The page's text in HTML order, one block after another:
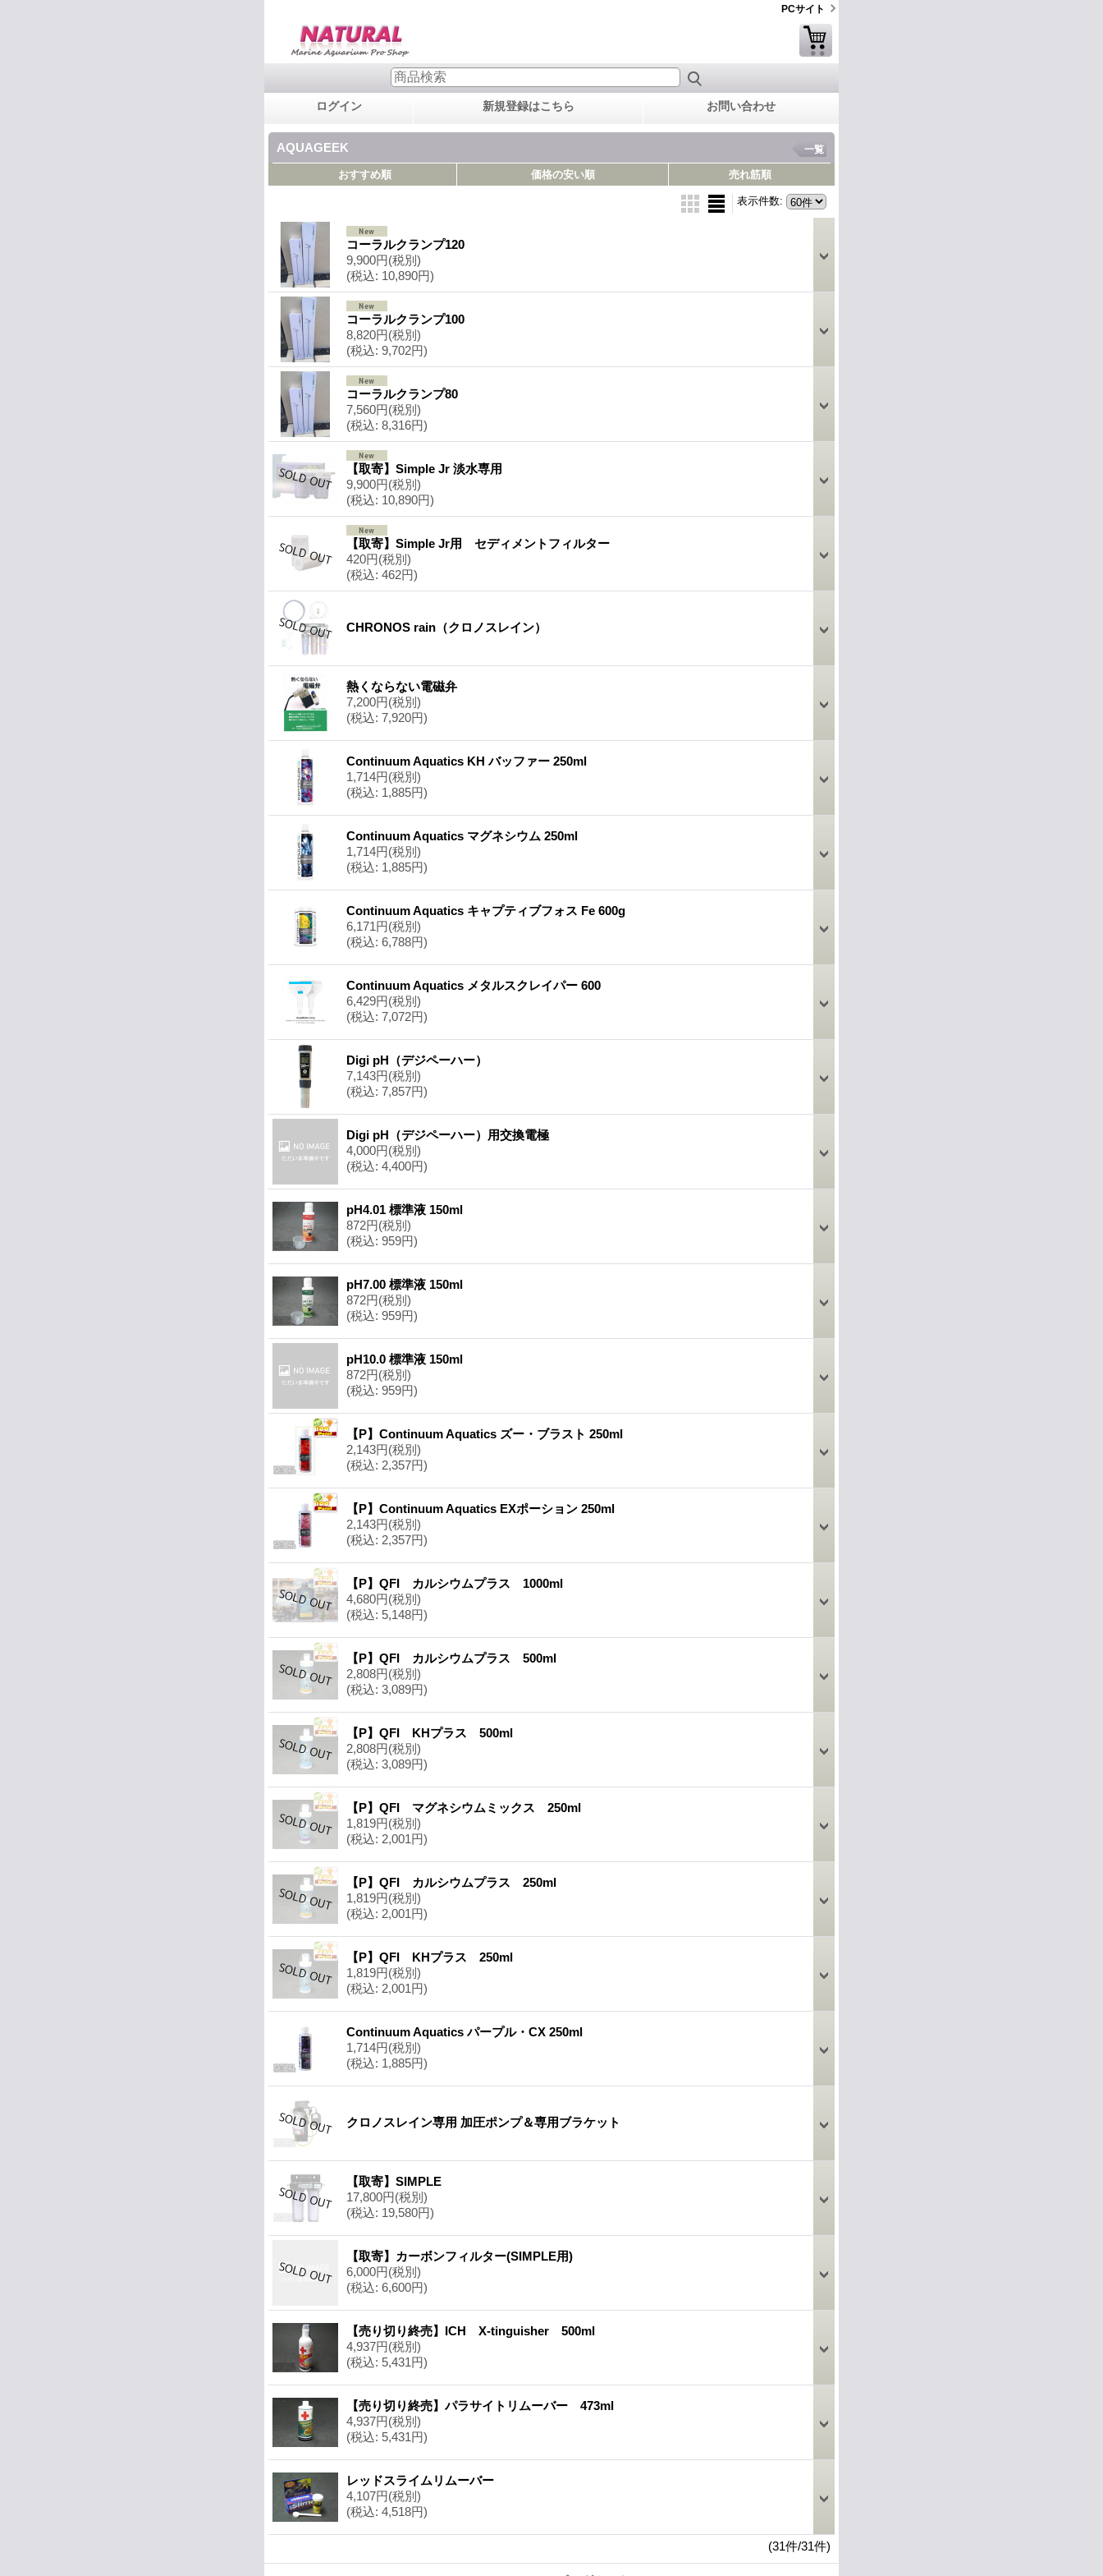
PCサイト
ログイン 新規登録はこちら お問い合わせ
AQUAGEEK 一覧
おすすめ順 価格の安い順 売れ筋順
表示件数:
コーラルクランプ120
9,900円(税別)
(税込: 10,890円)
コーラルクランプ100
8,820円(税別)
(税込: 9,702円)
コーラルクランプ80
7,560円(税別)
(税込: 8,316円)
【取寄】Simple Jr 淡水専用
9,900円(税別)
(税込: 10,890円)
【取寄】Simple Jr用 セディメントフィルター
420円(税別)
(税込: 462円)
CHRONOS rain（クロノスレイン）
熱くならない電磁弁
7,200円(税別)
(税込: 7,920円)
Continuum Aquatics KH バッファー 250ml
1,714円(税別)
(税込: 1,885円)
Continuum Aquatics マグネシウム 250ml
1,714円(税別)
(税込: 1,885円)
Continuum Aquatics キャプティブフォス Fe 600g
6,171円(税別)
(税込: 6,788円)
Continuum Aquatics メタルスクレイパー 600
6,429円(税別)
(税込: 7,072円)
Digi pH（デジペーハー）
7,143円(税別)
(税込: 7,857円)
Digi pH（デジペーハー）用交換電極
4,000円(税別)
(税込: 4,400円)
pH4.01 標準液 150ml
872円(税別)
(税込: 959円)
pH7.00 標準液 150ml
872円(税別)
(税込: 959円)
pH10.0 標準液 150ml
872円(税別)
(税込: 959円)
【P】Continuum Aquatics ズー・ブラスト 250ml
2,143円(税別)
(税込: 2,357円)
【P】Continuum Aquatics EXポーション 250ml
2,143円(税別)
(税込: 2,357円)
【P】QFI カルシウムプラス 1000ml
4,680円(税別)
(税込: 5,148円)
【P】QFI カルシウムプラス 500ml
2,808円(税別)
(税込: 3,089円)
【P】QFI KHプラス 500ml
2,808円(税別)
(税込: 3,089円)
【P】QFI マグネシウムミックス 250ml
1,819円(税別)
(税込: 2,001円)
【P】QFI カルシウムプラス 250ml
1,819円(税別)
(税込: 2,001円)
【P】QFI KHプラス 250ml
1,819円(税別)
(税込: 2,001円)
Continuum Aquatics パープル・CX 250ml
1,714円(税別)
(税込: 1,885円)
クロノスレイン専用 加圧ポンプ＆専用ブラケット
【取寄】SIMPLE
17,800円(税別)
(税込: 19,580円)
【取寄】カーボンフィルター(SIMPLE用)
6,000円(税別)
(税込: 6,600円)
【売り切り終売】ICH X-tinguisher 500ml
4,937円(税別)
(税込: 5,431円)
【売り切り終売】パラサイトリムーバー 473ml
4,937円(税別)
(税込: 5,431円)
レッドスライムリムーバー
4,107円(税別)
(税込: 4,518円)
(31件/31件)